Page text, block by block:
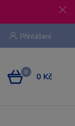
Přihlášení
0 0 Kč